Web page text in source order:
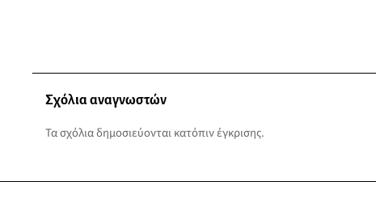
Σχόλια αναγνωστών
Τα σχόλια δημοσιεύονται κατόπιν έγκρισης.